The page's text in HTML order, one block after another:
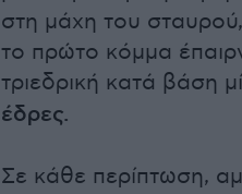
στη μάχη του
το πρώτο κόμμα
τριεδρική κατά βάση
έδρες.
Σε κάθε περίπτωση,